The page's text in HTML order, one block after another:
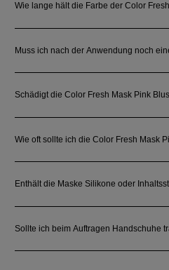
Wie lange hält die Farbe der Color
Muss ich nach der Anwendung noch
Schädigt die Color Fresh Mask Pink
Wie oft sollte ich die Color Fresh Mask
Enthält die Maske Silikone oder
Sollte ich beim Auftragen Handschuhe